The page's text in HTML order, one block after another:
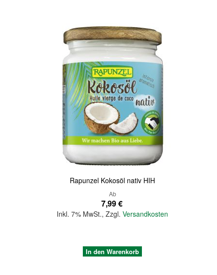
Rapunzel Kokosöl nativ HIH
Ab
7,99 €
Inkl. 7% MwSt.,Zzgl.Versandkosten
In den Warenkorb